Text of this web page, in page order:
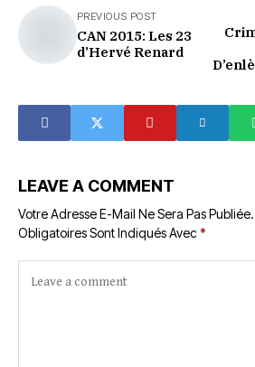
PREVIOUS POST
CAN 2015: Les 23
d’Hervé Renard
Les
LEAVE A COMMENT
Votre Adresse E-Mail Ne Sera Pas Publiée.
Obligatoires Sont Indiqués Avec*